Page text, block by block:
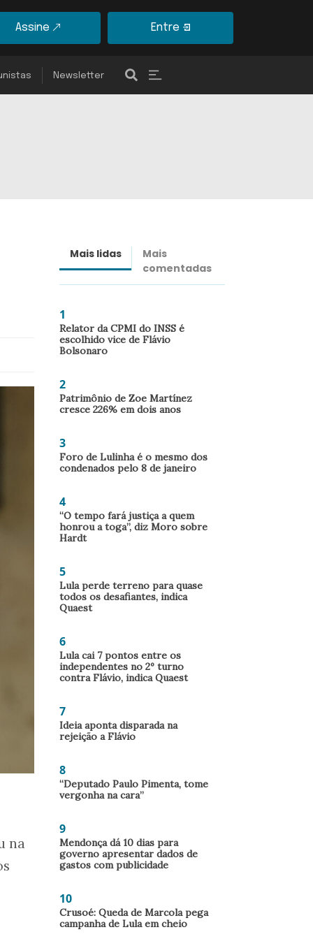
Assine Entre
Newsletter
na
Mais lidas
Mais
comentadas
1
Relator da CPMI do INSS é
escolhido vice de Flávio
Bolsonaro
2
Patrimônio de Zoe Martínez
cresce 226% em dois anos
3
Foro de Lulinha é o mesmo dos
condenados pelo 8 de janeiro
4
“O tempo fará justiça a quem
honrou a toga”, diz Moro sobre
Hardt
5
Lula perde terreno para quase
todos os desafiantes, indica
Quaest
6
Lula cai 7 pontos entre os
independentes no 2º turno
contra Flávio, indica Quaest
7
Ideia aponta disparada na
rejeição a Flávio
8
“Deputado Paulo Pimenta, tome
vergonha na cara”
9
Mendonça dá 10 dias para
governo apresentar dados de
gastos com publicidade
10
Crusoé: Queda de Marcola pega
campanha de Lula em cheio